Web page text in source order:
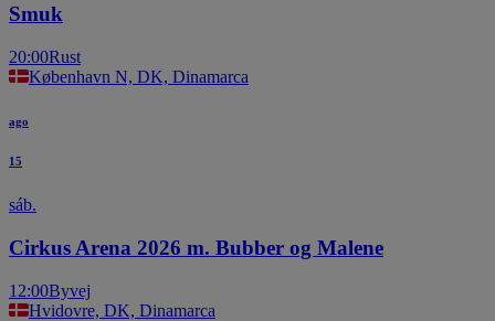
Smuk
20:00Rust
København N, DK, Dinamarca
ago
15
sáb.
Cirkus Arena 2026 m. Bubber og Malene
12:00Byvej
Hvidovre, DK, Dinamarca